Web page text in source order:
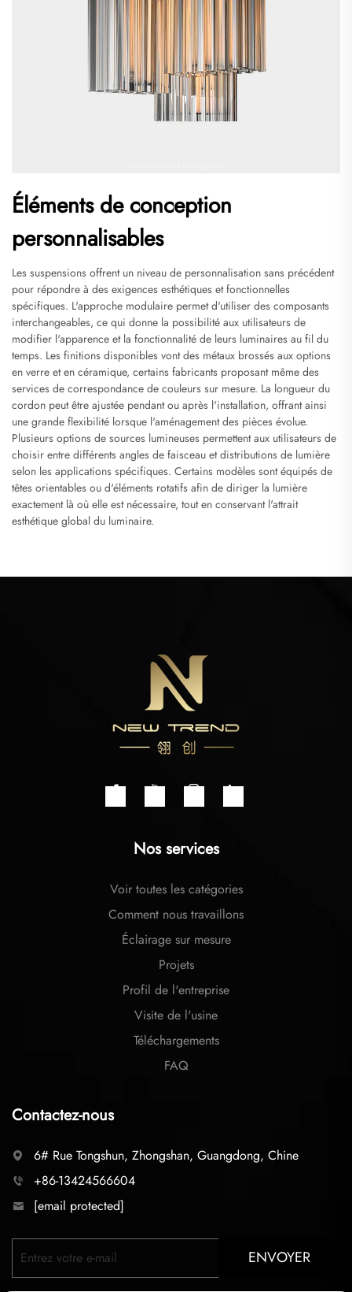
Éléments de conception
personnalisables
Les suspensions offrent un niveau de personnalisation sans précédent
pour répondre à des exigences esthétiques et fonctionnelles
spécifiques. L'approche modulaire permet d'utiliser des composants
interchangeables, ce qui donne la possibilité aux utilisateurs de
modifier l'apparence et la fonctionnalité de leurs luminaires au fil du
temps. Les finitions disponibles vont des métaux brossés aux options
en verre et en céramique, certains fabricants proposant même des
services de correspondance de couleurs sur mesure. La longueur du
cordon peut être ajustée pendant ou après l'installation, offrant ainsi
une grande flexibilité lorsque l'aménagement des pièces évolue.
Plusieurs options de sources lumineuses permettent aux utilisateurs de
choisir entre différents angles de faisceau et distributions de lumière
selon les applications spécifiques. Certains modèles sont équipés de
têtes orientables ou d'éléments rotatifs afin de diriger la lumière
exactement là où elle est nécessaire, tout en conservant l'attrait
esthétique global du luminaire.
Nos services
Voir toutes les catégories
Comment nous travaillons
Éclairage sur mesure
Projets
Profil de l'entreprise
Visite de l'usine
Téléchargements
FAQ
Contactez-nous
6# Rue Tongshun, Zhongshan, Guangdong, Chine
+86-13424566604
[email protected]
ENVOYER